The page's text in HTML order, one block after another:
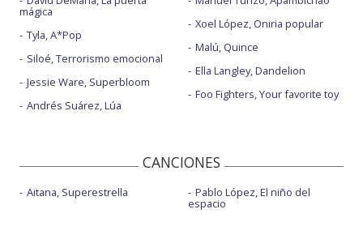
mágica
Tyla, A*Pop
Siloé, Terrorismo emocional
Jessie Ware, Superbloom
Andrés Suárez, Lúa
Xoel López, Oniria popular
Malú, Quince
Ella Langley, Dandelion
Foo Fighters, Your favorite toy
CANCIONES
Aitana, Superestrella Pablo López, El niño del
espacio